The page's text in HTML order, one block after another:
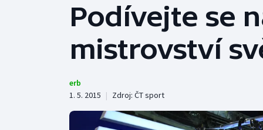
Tenis Basketbal
Biatlon
Podívejte se
mistrovství
erb
1. 5. 2015 | Zdroj: ČT sport